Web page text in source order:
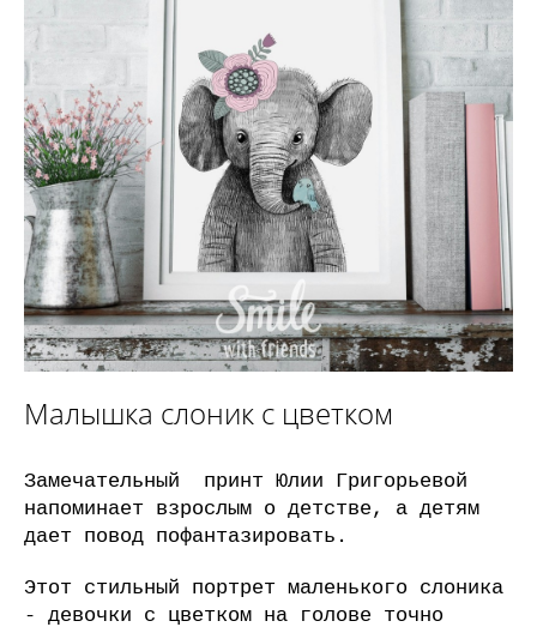
Малышка слоник с цветком
Замечательный принт Юлии Григорьевой
напоминает взрослым о детстве, а детям
дает повод пофантазировать.
Этот стильный портрет маленького слоника
- девочки с цветком на голове точно